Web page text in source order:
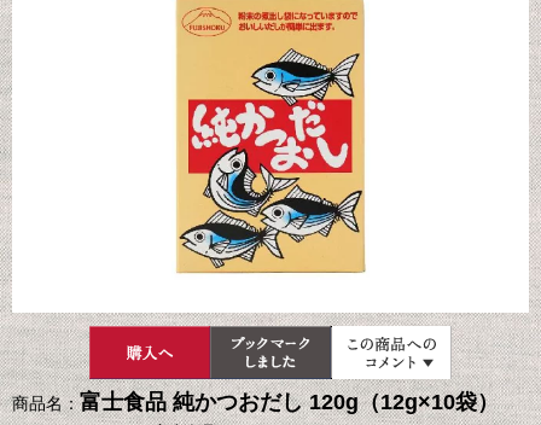
商品名：富士食品 純かつおだし 120g（12g×10袋）